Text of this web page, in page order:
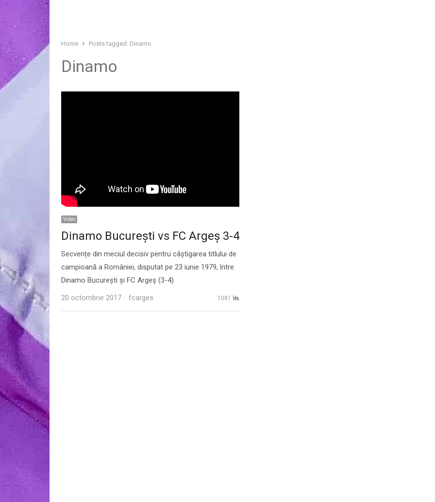
Home Posts tagged: Dinamo
Dinamo
Video
Dinamo București vs FC Argeș 3-4
Secvențe din meciul decisiv pentru câștigarea titlului de
campioană a României, disputat pe 23 iunie 1979, între
Dinamo București și FC Argeș (3-4)
20 octombrie 2017
Author
fcarges 1081